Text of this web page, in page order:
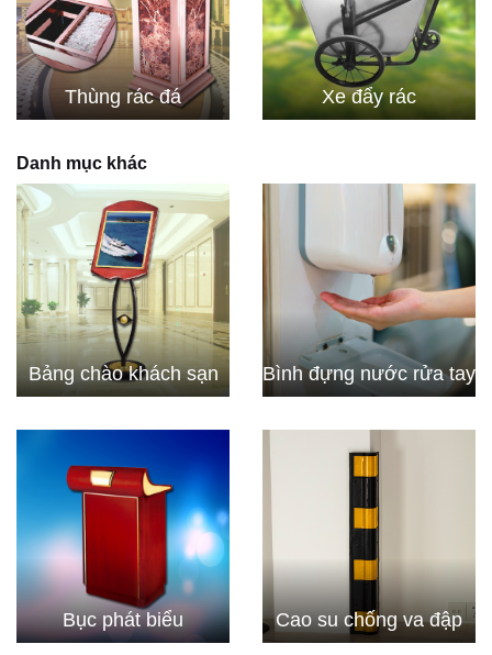
Thùng rác đá Xe đẩy rác
Danh mục khác
Bảng chào khách sạn Bình đựng nước rửa tay
Bục phát biểu Cao su chống va đập